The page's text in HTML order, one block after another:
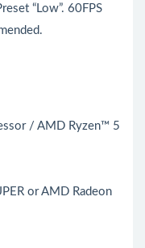
“Low”. 60FPS
/ AMD Ryzen™ 5
or AMD Radeon